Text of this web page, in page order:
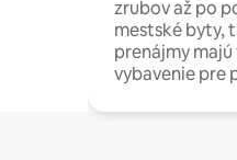
zrubov až po
mestské byty,
prenájmy
vybavenie pre